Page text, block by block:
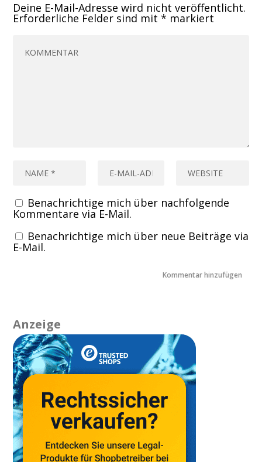
Deine E-Mail-Adresse wird nicht veröffentlicht.
Erforderliche Felder sind mit* markiert
Benachrichtige mich über nachfolgende
Kommentare via E-Mail.
Benachrichtige mich über neue Beiträge via
E-Mail.
Anzeige